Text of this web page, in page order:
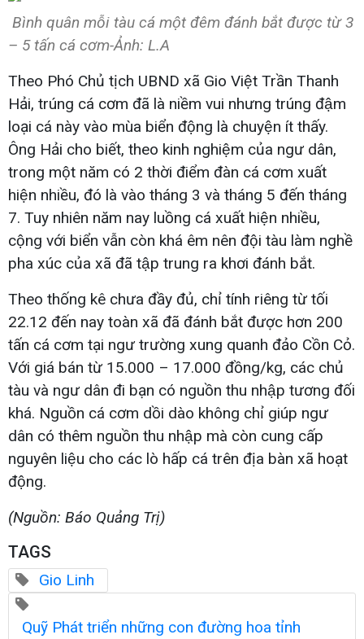
Bình quân mỗi tàu cá một đêm đánh bắt được từ 3
– 5 tấn cá cơm-Ảnh: L.A
Theo Phó Chủ tịch UBND xã Gio Việt Trần Thanh
Hải, trúng cá cơm đã là niềm vui nhưng trúng đậm
loại cá này vào mùa biển động là chuyện ít thấy.
Ông Hải cho biết, theo kinh nghiệm của ngư dân,
trong một năm có 2 thời điểm đàn cá cơm xuất
hiện nhiều, đó là vào tháng 3 và tháng 5 đến tháng
7. Tuy nhiên năm nay luồng cá xuất hiện nhiều,
cộng với biển vẫn còn khá êm nên đội tàu làm nghề
pha xúc của xã đã tập trung ra khơi đánh bắt.
Theo thống kê chưa đầy đủ, chỉ tính riêng từ tối
22.12 đến nay toàn xã đã đánh bắt được hơn 200
tấn cá cơm tại ngư trường xung quanh đảo Cồn Cỏ.
Với giá bán từ 15.000 – 17.000 đồng/kg, các chủ
tàu và ngư dân đi bạn có nguồn thu nhập tương đối
khá. Nguồn cá cơm dồi dào không chỉ giúp ngư
dân có thêm nguồn thu nhập mà còn cung cấp
nguyên liệu cho các lò hấp cá trên địa bàn xã hoạt
động.
(Nguồn: Báo Quảng Trị)
TAGS
Gio Linh
Quỹ Phát triển những con đường hoa tỉnh